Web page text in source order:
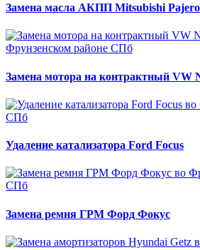
Замена масла АКПП Mitsubishi Pajero
Замена мотора на контрактный VW
Удаление катализатора Ford Focus
Замена ремня ГРМ Форд Фокус